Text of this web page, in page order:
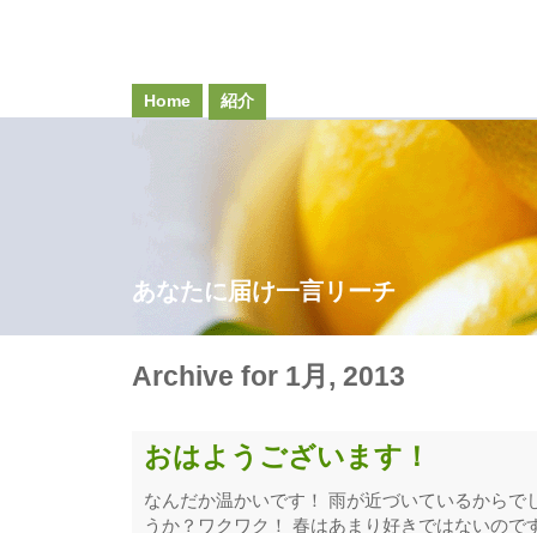
Home 紹介
あなたに届け一言リーチ
Archive for 1月, 2013
おはようございます！
なんだか温かいです！ 雨が近づいているからで
うか？ワクワク！ 春はあまり好きではないので